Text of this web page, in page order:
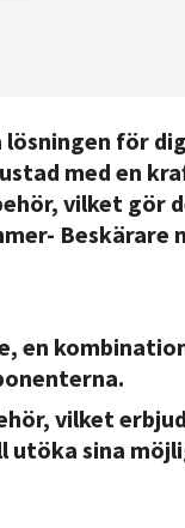
för
med en
vilket gör
- Beskärare
en
vilket
utöka sina